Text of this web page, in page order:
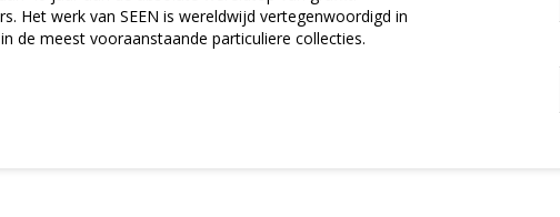
Het werk van SEEN is wereldwijd vertegenwoordigd in
de meest vooraanstaande particuliere collecties.